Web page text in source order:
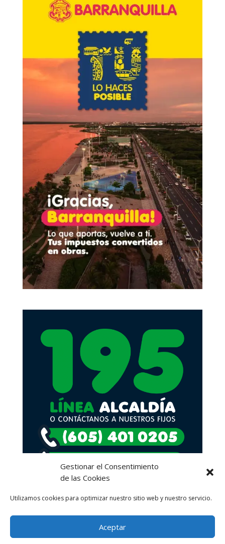
Gestionar el Consentimiento
de las Cookies
Utilizamos cookies para optimizar nuestro sitio web y nuestro servicio.
Aceptar